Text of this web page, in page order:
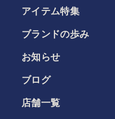
アイテム特集
ブランドの歩み
お知らせ
ブログ
店舗一覧